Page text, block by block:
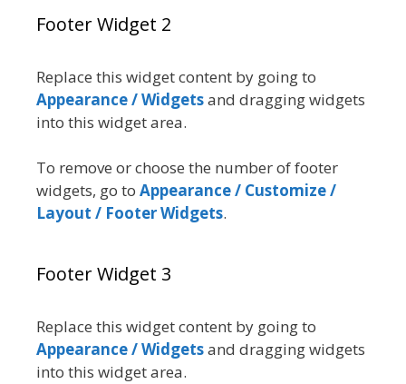
Footer Widget 2
Replace this widget content by going to
Appearance / Widgetsand dragging widgets
into this widget area.
To remove or choose the number of footer
widgets, go to Appearance / Customize /
Layout / Footer Widgets.
Footer Widget 3
Replace this widget content by going to
Appearance / Widgetsand dragging widgets
into this widget area.